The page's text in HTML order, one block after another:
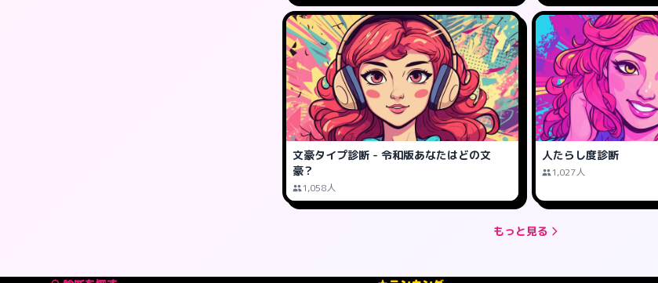
文豪タイプ診断 - 令和版あなたはどの文
豪？
1,058人
人たらし度診断
1,027人
もっと見る